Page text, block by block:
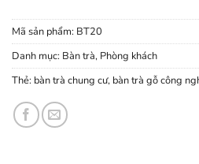
Mã sản phẩm: BT20
Danh mục: Bàn trà, Phòng khách
Thẻ: bàn trà chung cư, bàn trà gỗ công